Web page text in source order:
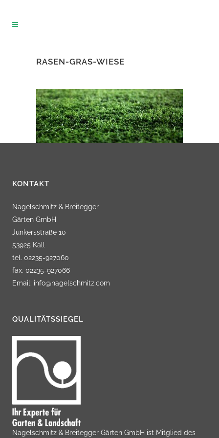
RASEN-GRAS-WIESE
KONTAKT
Nagelschmitz & Breitegger
Gärten GmbH
Junkersstraße 10
53925 Kall
tel. 02235-927060
fax. 02235-927066
Email: info@nagelschmitz.com
QUALITÄTSSIEGEL
Nagelschmitz & Breitegger Gärten GmbH ist Mitglied des